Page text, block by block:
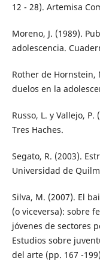
12 - 28). Artemisa
Moreno, J. (1989).
adolescencia.
Rother de Hornstein,
duelos en la
Russo, L. y Vallejo,
Tres Haches.
Segato, R. (2003).
Universidad de
Silva, M. (2007). El
(o viceversa): sobre
jóvenes de sectores
Estudios sobre
del arte (pp. 167 -